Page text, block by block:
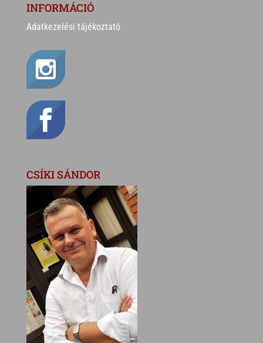
INFORMÁCIÓ
Adatkezelési tájékoztató
CSÍKI SÁNDOR